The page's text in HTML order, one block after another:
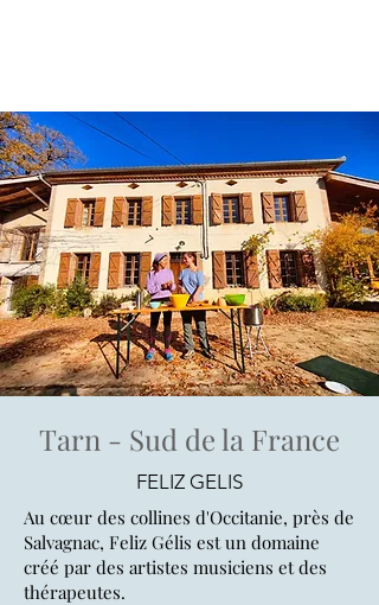
Tarn - Sud de la France
FELIZ GELIS
Au cœur des collines d'Occitanie, près de
Salvagnac, Feliz Gélis est un domaine
créé par des artistes musiciens et des
thérapeutes.